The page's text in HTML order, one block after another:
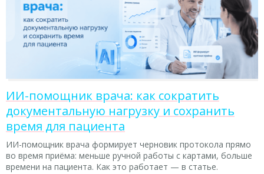
ИИ-помощник врача: как сократить
документальную нагрузку и сохранить
время для пациента
ИИ-помощник врача формирует черновик протокола прямо
во время приёма: меньше ручной работы с картами, больше
времени на пациента. Как это работает — в статье.